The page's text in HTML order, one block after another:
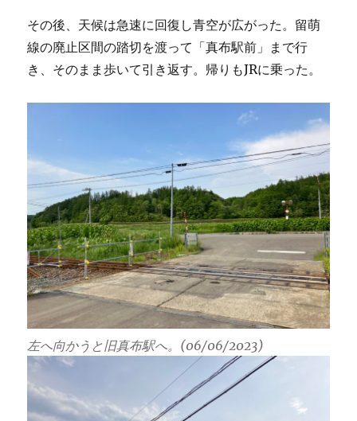
その後、天候は急速に回復し青空が広がった。留萌
線の廃止区間の踏切を渡って「真布駅前」まで行
き、そのまま歩いて引き返す。帰りもJRに乗った。
左へ向かうと旧真布駅へ。(06/06/2023)